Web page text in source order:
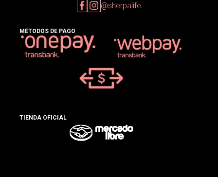
@sherpalife
MÉTODOS DE PAGO
TIENDA OFICIAL